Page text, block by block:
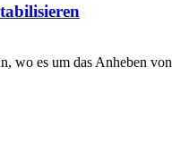
wo es um das Anheben